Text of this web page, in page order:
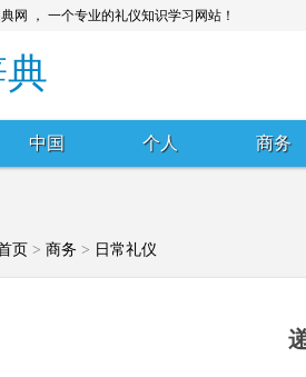
网 ， 一个专业的礼仪知识学习网站！
中国 个人 商务
页 > 商务 > 日常礼仪